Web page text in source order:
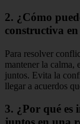
2. ¿Cómo
constructiva
Para resolver
mantener la calma,
juntos. Evita la
llegar a acuerdos
3. ¿Por qué es